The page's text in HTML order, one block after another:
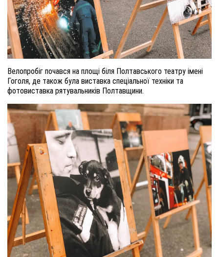
Велопробіг почався на площі біля Полтавського театру імені
Гоголя, де також була виставка спеціальної техніки та
фотовиставка рятувальників Полтавщини.